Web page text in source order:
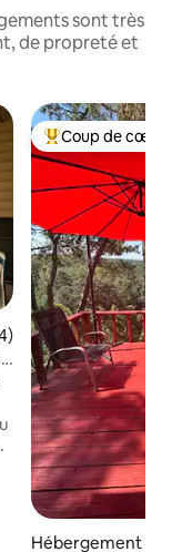
sont très
de propreté et
moyenne sur la
Coups de cœur
Coup de cœur
Hébergement ⋅